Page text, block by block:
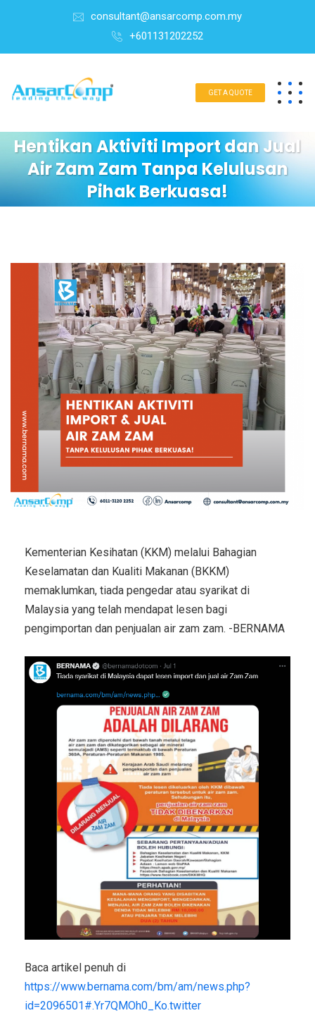
consultant@ansarcomp.com.my
+601131202252
GET A QUOTE
Hentikan Aktiviti Import dan Jual
Air Zam Zam Tanpa Kelulusan
Pihak Berkuasa!
Kementerian Kesihatan (KKM) melalui Bahagian
Keselamatan dan Kualiti Makanan (BKKM)
memaklumkan, tiada pengedar atau syarikat di
Malaysia yang telah mendapat lesen bagi
pengimportan dan penjualan air zam zam. -BERNAMA
Baca artikel penuh di
https://www.bernama.com/bm/am/news.php?
id=2096501#.Yr7QMOh0_Ko.twitter